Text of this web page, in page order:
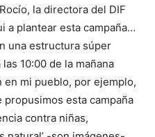
la directora del DIF
a plantear esta campaña…
una estructura súper
10:00 de la mañana
mi pueblo, por ejemplo,
propusimos esta campaña
contra niñas,